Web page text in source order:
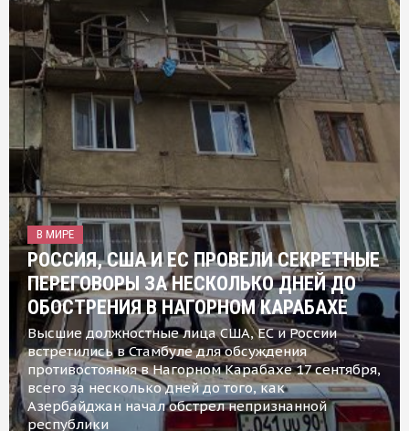
В МИРЕ
РОССИЯ, США И ЕС ПРОВЕЛИ СЕКРЕТНЫЕ
ПЕРЕГОВОРЫ ЗА НЕСКОЛЬКО ДНЕЙ ДО
ОБОСТРЕНИЯ В НАГОРНОМ КАРАБАХЕ
Высшие должностные лица США, ЕС и России
встретились в Стамбуле для обсуждения
противостояния в Нагорном Карабахе 17 сентября,
всего за несколько дней до того, как
Азербайджан начал обстрел непризнанной
республики